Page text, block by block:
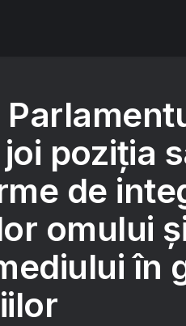
poziția
de
omului
în